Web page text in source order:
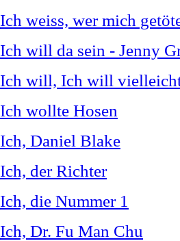
Ich weiss, wer mich
Ich will da sein - Jenny
Ich will, Ich will
Ich wollte Hosen
Ich, Daniel Blake
Ich, der Richter
Ich, die Nummer 1
Ich, Dr. Fu Man Chu